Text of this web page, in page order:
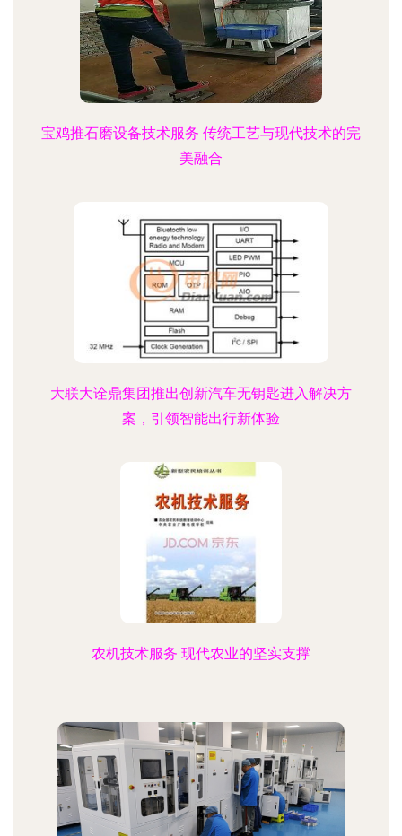
宝鸡推石磨设备技术服务 传统工艺与现代技术的完
美融合
大联大诠鼎集团推出创新汽车无钥匙进入解决方
案，引领智能出行新体验
农机技术服务 现代农业的坚实支撑